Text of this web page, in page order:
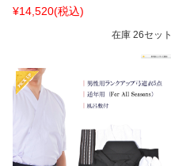
¥14,520(税込)
在庫 26セット